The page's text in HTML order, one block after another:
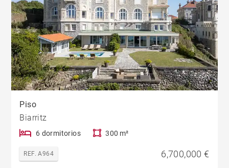
Piso
Biarritz
6 dormitorios 300 m²
REF. A964 6,700,000 €